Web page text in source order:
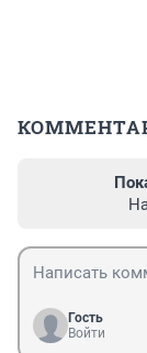
Гость
Войти